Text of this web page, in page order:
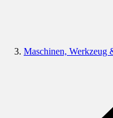
Maschinen, Werkzeug